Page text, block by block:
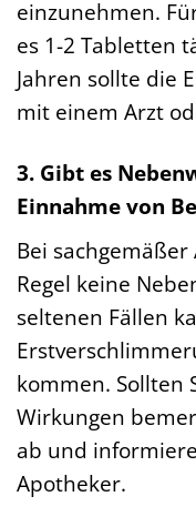
einzunehmen.
es 1-2 Tabletten
Jahren sollte die
mit einem Arzt
3. Gibt es
Einnahme von
Bei
Regel keine
seltenen Fällen
kommen. Sollten
Wirkungen
ab und
Apotheker.